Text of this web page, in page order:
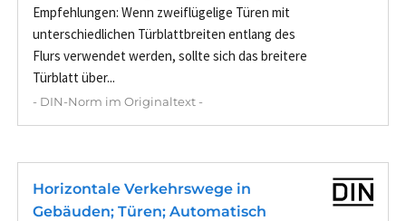
Empfehlungen: Wenn zweiflügelige Türen mit
unterschiedlichen Türblattbreiten entlang des
Flurs verwendet werden, sollte sich das breitere
Türblatt über...
- DIN-Norm im Originaltext -
Horizontale Verkehrswege in
Gebäuden; Türen; Automatisch